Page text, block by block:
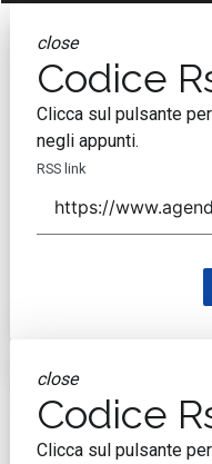
close
Codice
Clicca sul pulsante
negli appunti.
RSS link
close
Codice
Clicca sul pulsante